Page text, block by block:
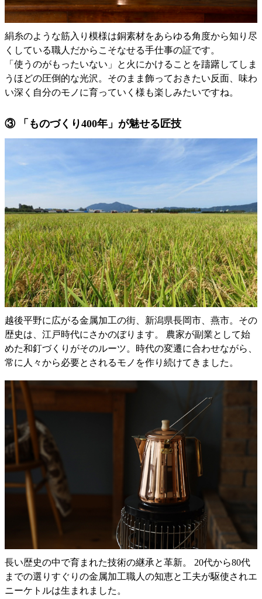
絹糸のような筋入り模様は銅素材をあらゆる角度から知り尽
くしている職人だからこそなせる手仕事の証です。
「使うのがもったいない」と火にかけることを躊躇してしま
うほどの圧倒的な光沢。そのまま飾っておきたい反面、味わ
い深く自分のモノに育っていく様も楽しみたいですね。
③ 「ものづくり400年」が魅せる匠技
越後平野に広がる金属加工の街、新潟県長岡市、燕市。その
歴史は、江戸時代にさかのぼります。 農家が副業として始
めた和釘づくりがそのルーツ。時代の変遷に合わせながら、
常に人々から必要とされるモノを作り続けてきました。
長い歴史の中で育まれた技術の継承と革新。 20代から80代
までの選りすぐりの金属加工職人の知恵と工夫が駆使されエ
ニーケトルは生まれました。